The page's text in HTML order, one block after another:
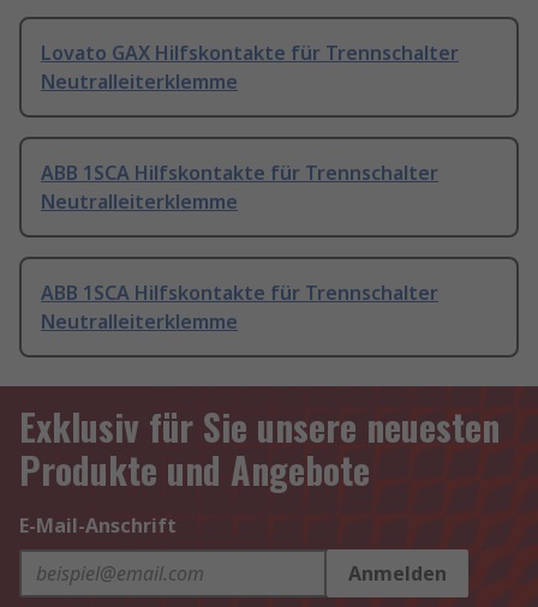
Lovato GAX Hilfskontakte für Trennschalter
Neutralleiterklemme
ABB 1SCA Hilfskontakte für Trennschalter
Neutralleiterklemme
ABB 1SCA Hilfskontakte für Trennschalter
Neutralleiterklemme
Exklusiv für Sie unsere neuesten
Produkte und Angebote
E-Mail-Anschrift
Anmelden